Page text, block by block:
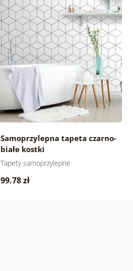
Samoprzylepna tapeta czarno-
białe kostki
Tapety samoprzylepne
99.78 zł